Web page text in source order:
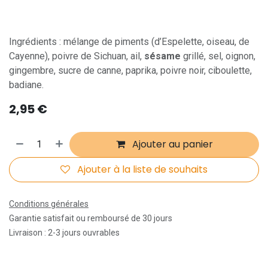
Ingrédients : mélange de piments (d’Espelette, oiseau, de
Cayenne), poivre de Sichuan, ail, sésame grillé, sel, oignon,
gingembre, sucre de canne, paprika, poivre noir, ciboulette,
badiane.
2,95€
Ajouter au panier
Ajouter à la liste de souhaits
Conditions générales
Garantie satisfait ou remboursé de 30 jours
Livraison : 2-3 jours ouvrables